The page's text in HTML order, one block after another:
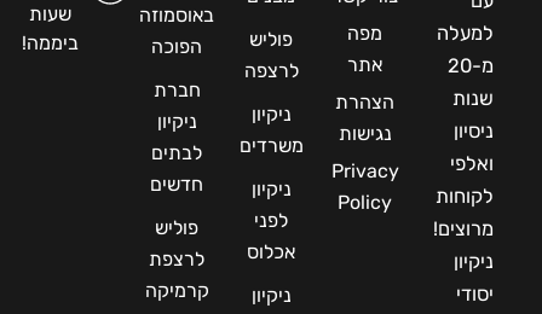
למעלה
מ-20
שנות
ניסיון
ואלפי
לקוחות
מרוצים!
ניקיון
יסודי
מפה
אתר
הצהרת
נגישות
Privacy
Policy
פוליש
לרצפה
ניקיון
משרדים
ניקיון
לפני
אכלוס
ניקיון
באוסמוזה
הפוכה
חברת
ניקיון
לבתים
חדשים
פוליש
לרצפת
קרמיקה
שעות
ביממה!